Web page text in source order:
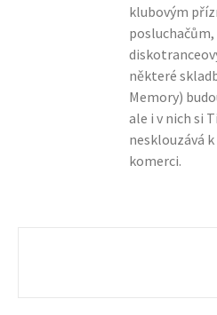
klubovým
některé
Memory)
ale i v nich si
nesklouzává
komerci.